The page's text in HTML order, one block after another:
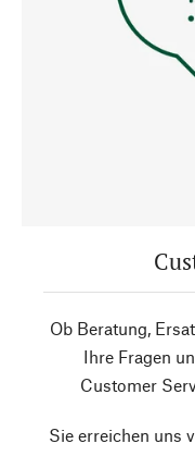
Ob Beratung,
Ihre Fragen
Customer
Sie erreichen uns